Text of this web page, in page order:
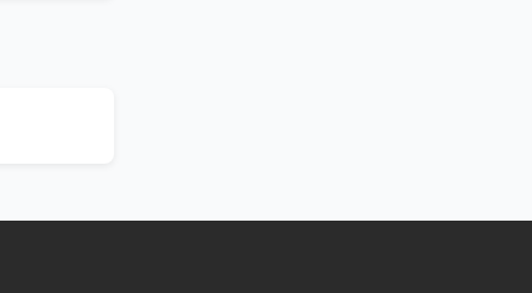
方を想
質向上の